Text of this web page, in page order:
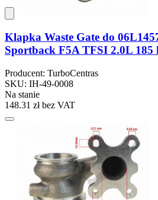
Klapka Waste Gate do
Sportback F5A TFSI 2.0L 185
Producent: TurboCentras
SKU: IH-49-0008
Na stanie
148.31 złbez VAT